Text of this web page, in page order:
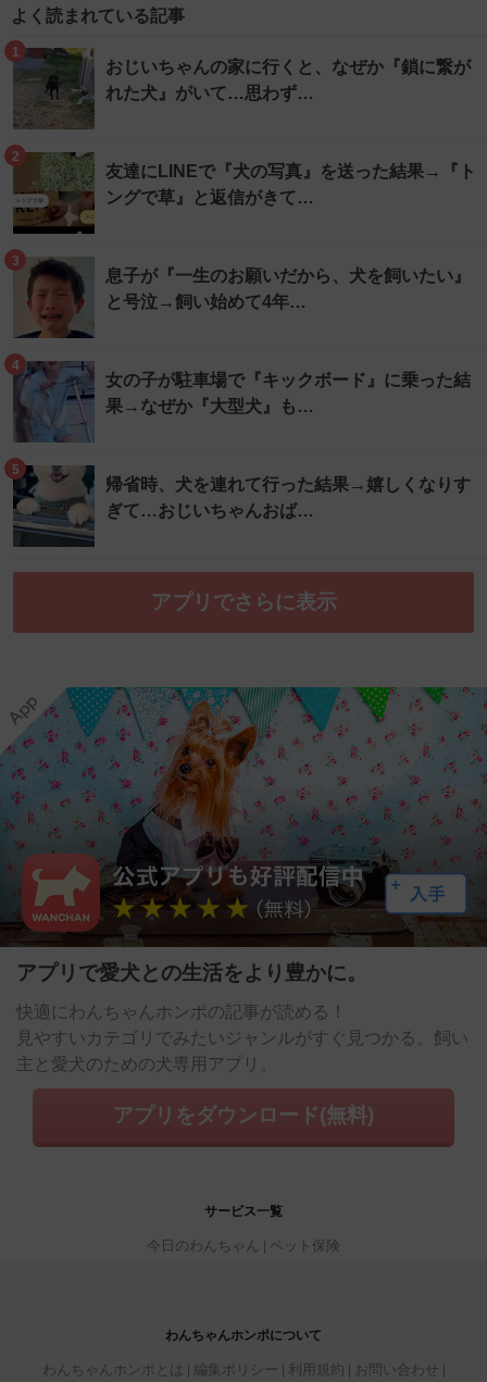
よく読まれている記事
1
おじいちゃんの家に行くと、なぜか『鎖に繋が
れた犬』がいて…思わず…
2
友達にLINEで『犬の写真』を送った結果→『ト
ングで草』と返信がきて…
3
息子が『一生のお願いだから、犬を飼いたい』
と号泣→飼い始めて4年…
4
女の子が駐車場で『キックボード』に乗った結
果→なぜか『大型犬』も…
5
帰省時、犬を連れて行った結果→嬉しくなりす
ぎて…おじいちゃんおば…
アプリでさらに表示
アプリで愛犬との生活をより豊かに。
快適にわんちゃんホンポの記事が読める！
見やすいカテゴリでみたいジャンルがすぐ見つかる。飼い
主と愛犬のための犬専用アプリ。
アプリをダウンロード(無料)
サービス一覧
今日のわんちゃん ペット保険
わんちゃんホンポについて
わんちゃんホンポとは 編集ポリシー 利用規約 お問い合わせ